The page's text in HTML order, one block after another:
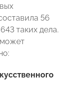
56
таких дела.